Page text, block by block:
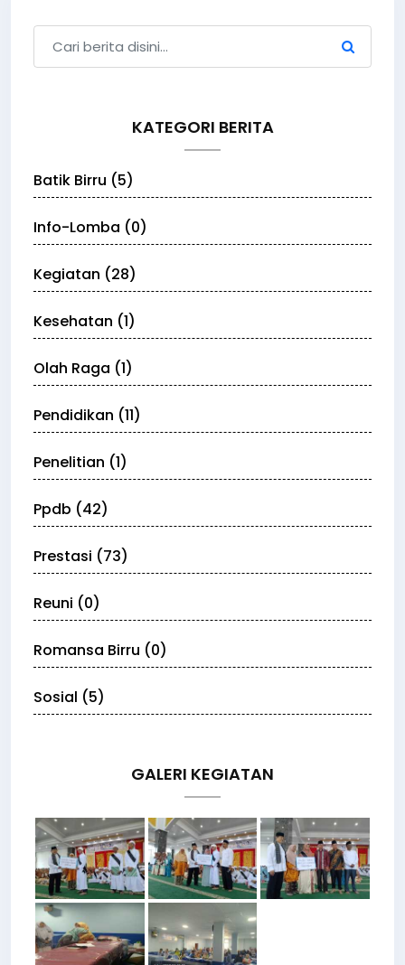
KATEGORI BERITA
Batik Birru (5)
Info-Lomba (0)
Kegiatan (28)
Kesehatan (1)
Olah Raga (1)
Pendidikan (11)
Penelitian (1)
Ppdb (42)
Prestasi (73)
Reuni (0)
Romansa Birru (0)
Sosial (5)
GALERI KEGIATAN